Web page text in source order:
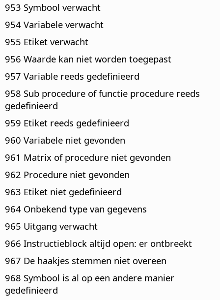
953 Symbool verwacht
954 Variabele verwacht
955 Etiket verwacht
956 Waarde kan niet worden toegepast
957 Variable reeds gedefinieerd
958 Sub procedure of functie procedure reeds
gedefinieerd
959 Etiket reeds gedefinieerd
960 Variabele niet gevonden
961 Matrix of procedure niet gevonden
962 Procedure niet gevonden
963 Etiket niet gedefinieerd
964 Onbekend type van gegevens
965 Uitgang verwacht
966 Instructieblock altijd open: er ontbreekt
967 De haakjes stemmen niet overeen
968 Symbool is al op een andere manier
gedefinieerd